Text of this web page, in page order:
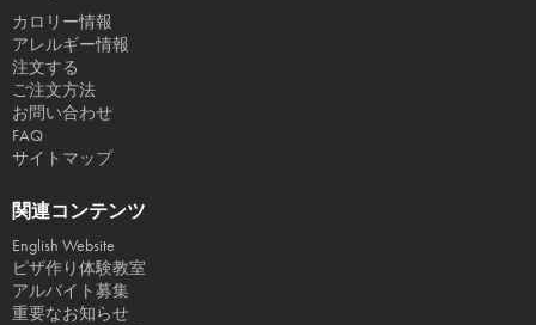
カロリー情報
アレルギー情報
注文する
ご注文方法
お問い合わせ
FAQ
サイトマップ
関連コンテンツ
English Website
ピザ作り体験教室
アルバイト募集
重要なお知らせ